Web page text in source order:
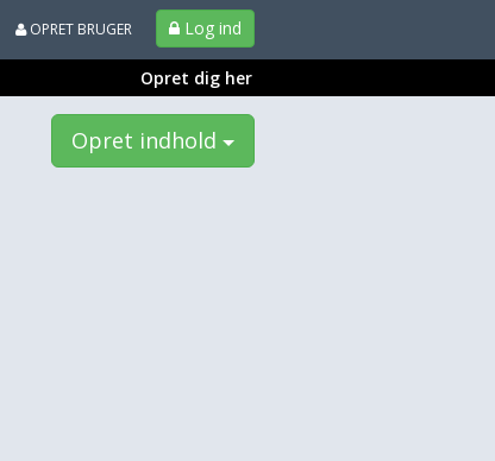
Log ind
OPRET BRUGER
Opret dig her
Opret indhold